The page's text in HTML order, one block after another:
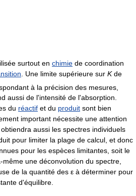
surtout en chimie de coordination
. Une limite supérieure sur Kde
à la précision des mesures,
aussi de l'intensité de l'absorption.
du réactif et du produit sont bien
important nécessite une attention
aussi les spectres individuels
pour limiter la plage de calcul, et donc
pour les espèces limitantes, soit le
une déconvolution du spectre,
de la quantité des ε à déterminer pour
d'équilibre.